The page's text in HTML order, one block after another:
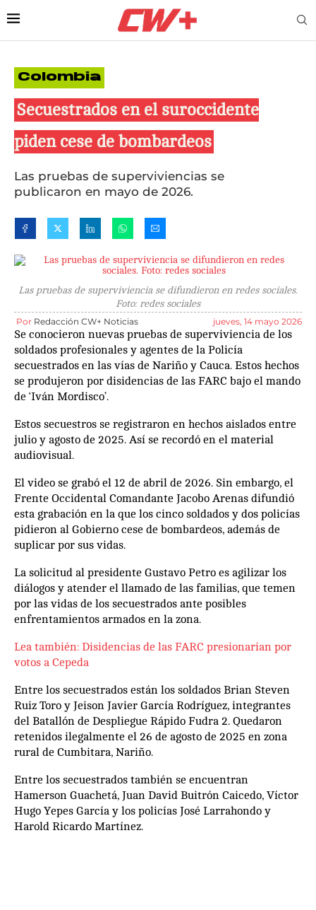
Colombia
Secuestrados en el suroccidente
piden cese de bombardeos
Las pruebas de superviviencias se
publicaron en mayo de 2026.
Las pruebas de superviviencia se difundieron en redes sociales.
Foto: redes sociales
Por Redacción CW+ Noticias jueves, 14 mayo 2026
Se conocieron nuevas pruebas de superviviencia de los
soldados profesionales y agentes de la Policía
secuestrados en las vías de Nariño y Cauca. Estos hechos
se produjeron por disidencias de las FARC bajo el mando
de ‘Iván Mordisco’.
Estos secuestros se registraron en hechos aislados entre
julio y agosto de 2025. Así se recordó en el material
audiovisual.
El video se grabó el 12 de abril de 2026. Sin embargo, el
Frente Occidental Comandante Jacobo Arenas difundió
esta grabación en la que los cinco soldados y dos policías
pidieron al Gobierno cese de bombardeos, además de
suplicar por sus vidas.
La solicitud al presidente Gustavo Petro es agilizar los
diálogos y atender el llamado de las familias, que temen
por las vidas de los secuestrados ante posibles
enfrentamientos armados en la zona.
Lea también: Disidencias de las FARC presionarían por
votos a Cepeda
Entre los secuestrados están los soldados Brian Steven
Ruiz Toro y Jeison Javier García Rodríguez, integrantes
del Batallón de Despliegue Rápido Fudra 2. Quedaron
retenidos ilegalmente el 26 de agosto de 2025 en zona
rural de Cumbitara, Nariño.
Entre los secuestrados también se encuentran
Hamerson Guachetá, Juan David Buitrón Caicedo, Víctor
Hugo Yepes García y los policías José Larrahondo y
Harold Ricardo Martínez.